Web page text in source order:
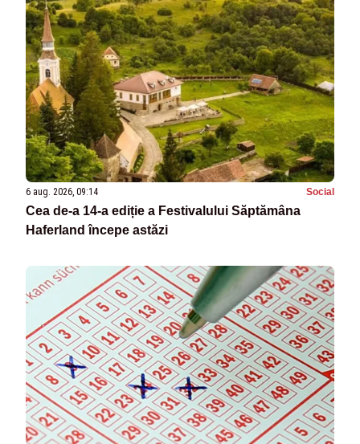
6 aug. 2026, 09:14 Social
Cea de-a 14-a ediție a Festivalului Săptămâna
Haferland începe astăzi